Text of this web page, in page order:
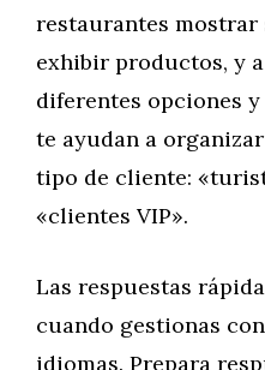
restaurantes mostrar
exhibir productos, y
diferentes opciones
te ayudan a
tipo de cliente:
«clientes VIP».
Las respuestas
cuando gestionas
idiomas. Prepara